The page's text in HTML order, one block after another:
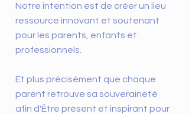
Notre intention est de créer un lieu
ressource innovant et soutenant
pour les parents, enfants et
professionnels.
Et plus précisément que chaque
parent retrouve sa souveraineté
afin d'Être présent et inspirant pour